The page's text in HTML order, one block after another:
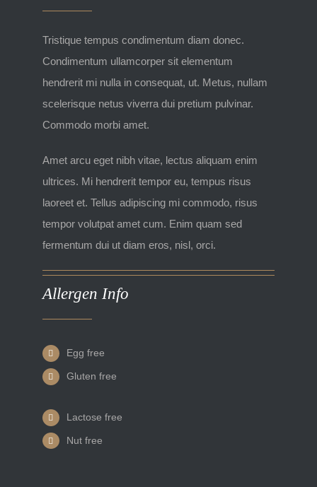
Tristique tempus condimentum diam donec.
Condimentum ullamcorper sit elementum
hendrerit mi nulla in consequat, ut. Metus, nullam
scelerisque netus viverra dui pretium pulvinar.
Commodo morbi amet.
Amet arcu eget nibh vitae, lectus aliquam enim
ultrices. Mi hendrerit tempor eu, tempus risus
laoreet et. Tellus adipiscing mi commodo, risus
tempor volutpat amet cum. Enim quam sed
fermentum dui ut diam eros, nisl, orci.
Allergen Info
Egg free
Gluten free
Lactose free
Nut free